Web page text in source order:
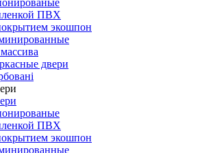
ПВХ
экошпон
двери
ПВХ
экошпон